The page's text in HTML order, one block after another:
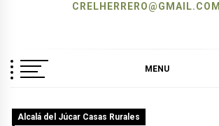
CRELHERRERO@GMAIL.COM
MENU
Alcalá del Júcar Casas Rurales